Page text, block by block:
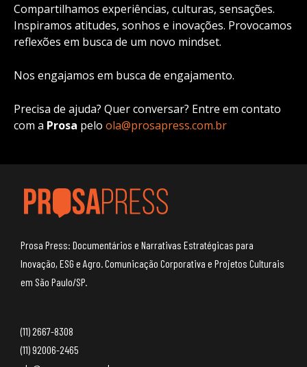
Compartilhamos experiências, culturas, sensações.
Inspiramos atitudes, sonhos e inovações. Provocamos
reflexões em busca de um novo mindset.
Nos engajamos em busca de engajamento.
Precisa de ajuda? Quer conversar? Entre em contato
com a Prosa pelo ola@prosapress.com.br
Prosa Press: Documentários e Narrativas Estratégicas para
Inovação, ESG e Agro. Comunicação Corporativa e Projetos Culturais
em São Paulo/SP.
(11) 2667-8308
(11) 92006-2465